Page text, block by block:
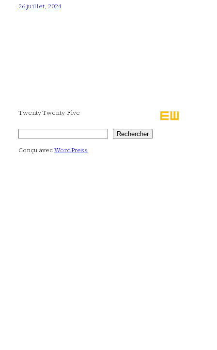
26 juillet, 2024
Twenty Twenty-Five
Rechercher
Conçu avecWordPress